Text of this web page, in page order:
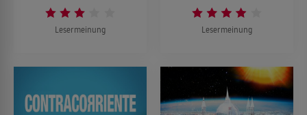
Lesermeinung Lesermeinung